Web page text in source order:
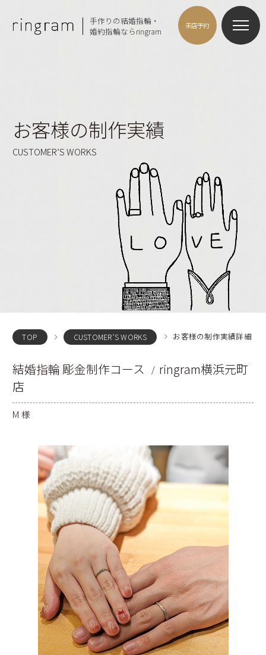
手作りの結婚指輪・
婚約指輪ならringram
来店予約
お客様の制作実績
CUSTOMER’S WORKS
TOP CUSTOMER’S WORKS お客様の制作実績詳細
結婚指輪 彫金制作コース
ringram横浜元町
店
M